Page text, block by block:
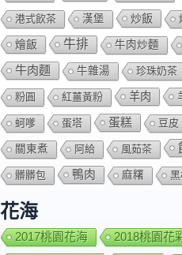
港式飲茶 漢堡 炒飯
燴飯 牛排 牛肉炒麵
牛肉麵 牛雜湯 珍珠奶茶
粉圓 紅薑黃粉 羊肉
蚵嗲 蛋塔 蛋糕 豆皮
關東煮 阿給 風茹茶
髒髒包 鴨肉 麻糬
花海
2017桃園花海 2018桃園花